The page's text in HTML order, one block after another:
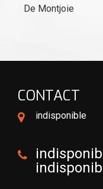
De Montjoie
CONTACT
indisponible